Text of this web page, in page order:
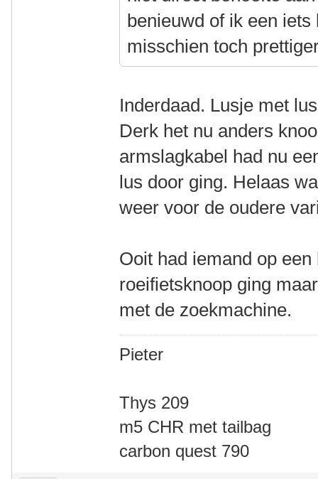
benieuwd of ik een
misschien toch
Inderdaad. Lusje met
Derk het nu anders
armslagkabel had nu
lus door ging. Helaas
weer voor de oudere
Ooit had iemand op
roeifietsknoop ging
met de zoekmachine.
Pieter
Thys 209
m5 CHR met tailbag
carbon quest 790